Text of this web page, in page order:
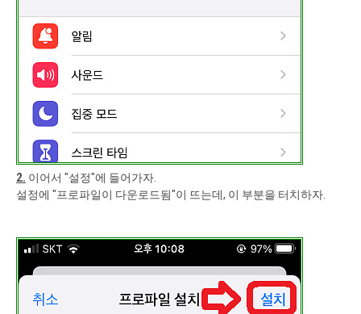
2. 이어서 "설정"에 들어가자.
설정에 "프로파일이 다운로드됨"이 뜨는데, 이 부분을 터치하자.